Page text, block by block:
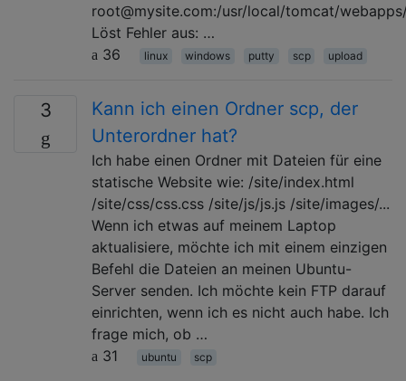
root@mysite.com:/usr/local/tomcat/
Löst Fehler aus: …
36
linux windows putty scp upload
3
Kann ich einen Ordner scp, der
Unterordner hat?
Ich habe einen Ordner mit Dateien für eine
statische Website wie: /site/index.html
/site/css/css.css /site/js/js.js /site/images/...
Wenn ich etwas auf meinem Laptop
aktualisiere, möchte ich mit einem einzigen
Befehl die Dateien an meinen Ubuntu-
Server senden. Ich möchte kein FTP darauf
einrichten, wenn ich es nicht auch habe. Ich
frage mich, ob …
31
ubuntu scp